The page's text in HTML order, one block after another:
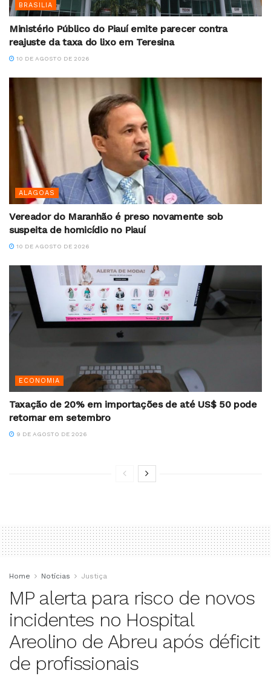
BRASILIA
Ministério Público do Piauí emite parecer contra
reajuste da taxa do lixo em Teresina
10 DE AGOSTO DE 2026
ALAGOAS
Vereador do Maranhão é preso novamente sob
suspeita de homicídio no Piauí
10 DE AGOSTO DE 2026
ECONOMIA
Taxação de 20% em importações de até US$ 50 pode
retornar em setembro
9 DE AGOSTO DE 2026
Home Notícias Justiça
MP alerta para risco de novos
incidentes no Hospital
Areolino de Abreu após déficit
de profissionais